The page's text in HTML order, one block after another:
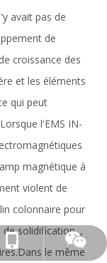
avait pas de
de
croissance des
et les éléments
qui peut
l'EMS IN-
magnétique à
violent de
colonnaire pour
solidification. ,
le même